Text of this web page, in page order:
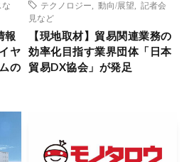
な
報
ヤ
の
テクノロジー
動向/展望
記者会
見など
【現地取材】貿易関連業務の
効率化目指す業界団体「日本
貿易DX協会」が発足